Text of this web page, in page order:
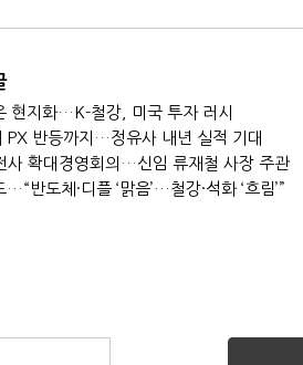
현지화…K-철강, 미국 투자 러시
PX 반등까지…정유사 내년 실적 기대
사 확대경영회의…신임 류재철 사장 주관
반도체·디플 ‘맑음’…철강·석화 ‘흐림’”